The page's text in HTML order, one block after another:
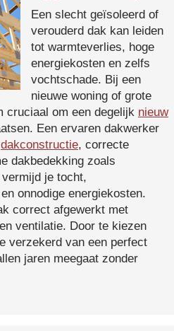
Een slecht geïsoleerd of
verouderd dak kan leiden
tot warmteverlies, hoge
energiekosten en zelfs
vochtschade. Bij een
nieuwe woning of grote
cruciaal om een degelijk nieuw
Een ervaren dakwerker
dakconstructie, correcte
dakbedekking zoals
je tocht,
onnodige energiekosten.
correct afgewerkt met
ventilatie. Door te kiezen
verzekerd van een perfect
jaren meegaat zonder